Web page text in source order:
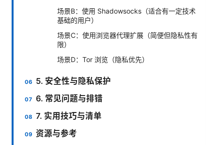
场景B：使用 Shadowsocks（适合有一定技术
基础的用户）
场景C：使用浏览器代理扩展（简便但隐私性有
限）
场景D：Tor 浏览（隐私优先）
5. 安全性与隐私保护
6. 常见问题与排错
7. 实用技巧与清单
资源与参考